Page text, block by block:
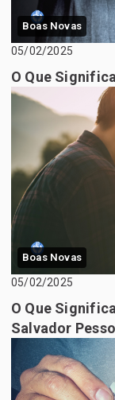
Boas Novas
05/02/2025
O Que
Boas Novas
05/02/2025
O Que
Salvador